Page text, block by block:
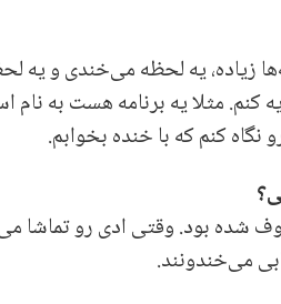
زیاده، یه لحظه می‌خندی و
مثلا یه برنامه هست به
وقتی من ۱۰ ساله بودم تازه معروف شده